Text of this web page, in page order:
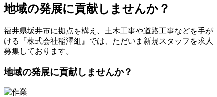
地域の発展に貢献しませんか？
福井県坂井市に拠点を構え、土木工事や道路工事などを手が
ける『株式会社稲澤組』では、ただいま新規スタッフを求人
募集しております。
地域の発展に貢献しませんか？